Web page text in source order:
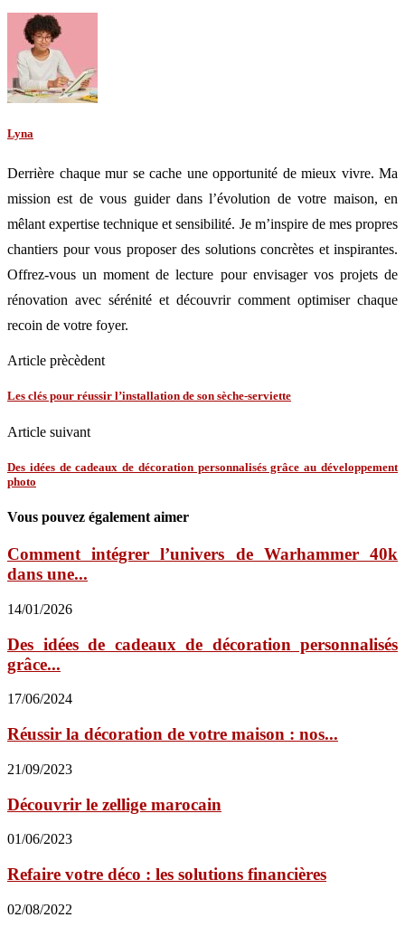
Lyna
Derrière chaque mur se cache une opportunité de mieux vivre. Ma
mission est de vous guider dans l’évolution de votre maison, en
mêlant expertise technique et sensibilité. Je m’inspire de mes propres
chantiers pour vous proposer des solutions concrètes et inspirantes.
Offrez-vous un moment de lecture pour envisager vos projets de
rénovation avec sérénité et découvrir comment optimiser chaque
recoin de votre foyer.
Article prècèdent
Les clés pour réussir l’installation de son sèche-serviette
Article suivant
Des idées de cadeaux de décoration personnalisés grâce au développement
photo
Vous pouvez également aimer
Comment intégrer l’univers de Warhammer 40k
dans une...
14/01/2026
Des idées de cadeaux de décoration personnalisés
grâce...
17/06/2024
Réussir la décoration de votre maison : nos...
21/09/2023
Découvrir le zellige marocain
01/06/2023
Refaire votre déco : les solutions financières
02/08/2022